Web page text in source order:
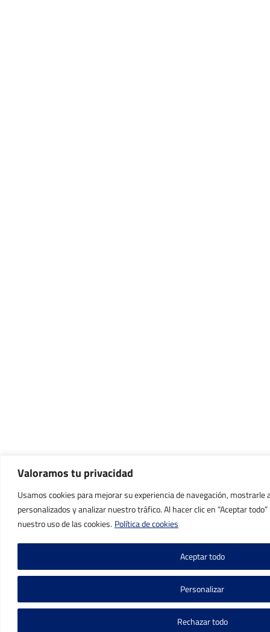
Valoramos tu privacidad
Usamos cookies para mejorar su experiencia de navegación, mostrarle
personalizados y analizar nuestro tráfico. Al hacer clic en “Aceptar
nuestro uso de las cookies. Política de cookies
Personalizar
Rechazar todo
Aceptar todo